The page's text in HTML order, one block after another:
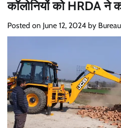
कॉलोनियों को HRDA ने
Posted on June 12, 2024 by